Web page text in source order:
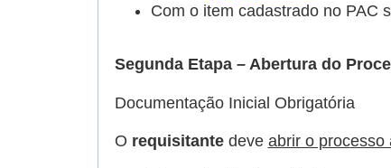
Com o item cadastrado no PAC
Segunda Etapa – Abertura do
Documentação Inicial Obrigatória
O requisitante deve abrir o processo